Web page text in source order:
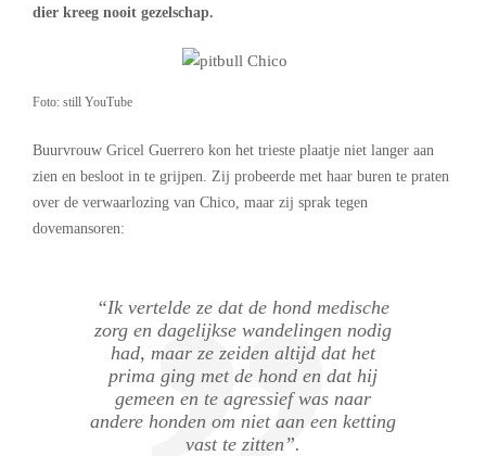
dier kreeg nooit gezelschap.
Foto: still YouTube
Buurvrouw Gricel Guerrero kon het trieste plaatje niet langer aan
zien en besloot in te grijpen. Zij probeerde met haar buren te praten
over de verwaarlozing van Chico, maar zij sprak tegen
dovemansoren:
“Ik vertelde ze dat de hond medische
zorg en dagelijkse wandelingen nodig
had, maar ze zeiden altijd dat het
prima ging met de hond en dat hij
gemeen en te agressief was naar
andere honden om niet aan een ketting
vast te zitten”.